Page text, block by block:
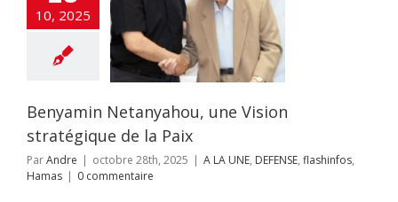
10, 2025
Netanyahou,
stratégique
DEFENSE
Benyamin Netanyahou, une Vision
stratégique de la Paix
ParAndre | octobre 28th, 2025 | A LA UNE, DEFENSE, flashinfos,
Hamas | 0 commentaire